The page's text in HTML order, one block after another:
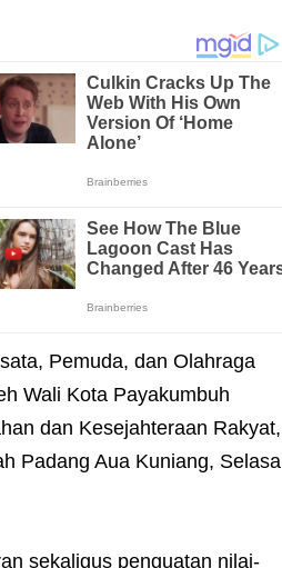
Pemuda, dan Olahraga
Wali Kota Payakumbuh
dan Kesejahteraan Rakyat,
Padang Aua Kuniang, Selasa
sekaligus penguatan nilai-